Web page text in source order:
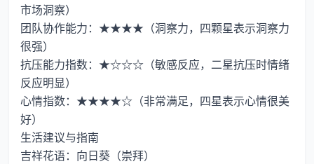
市场洞察）
团队协作能力：★★★★（洞察力，四颗星表示洞察力
很强）
抗压能力指数：★☆☆☆（敏感反应，二星抗压时情绪
反应明显）
心情指数：★★★★☆（非常满足，四星表示心情很美
好）
生活建议与指南
吉祥花语：向日葵（崇拜）